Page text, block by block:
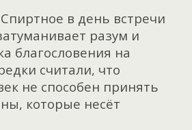
в день встречи
разум и
благословения на
считали, что
не способен принять
которые несёт